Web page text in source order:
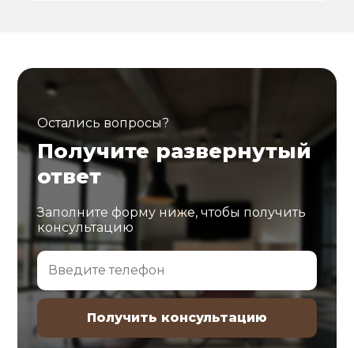
Остались вопросы?
Получите развернутый
ответ
Заполните форму ниже, чтобы получить
консультацию